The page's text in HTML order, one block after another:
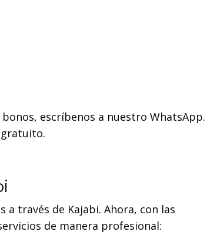
escríbenos a nuestro WhatsApp.
gratuito.
través de Kajabi. Ahora, con las
de manera profesional: